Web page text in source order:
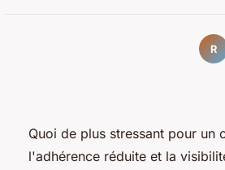
R
Quoi de plus stressant pour un
l'adhérence réduite et la